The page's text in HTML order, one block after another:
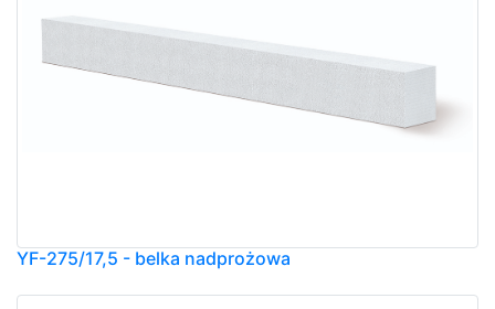
YF-275/17,5 - belka nadprożowa